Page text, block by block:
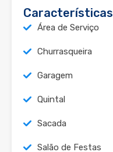
Características
Área de Serviço
Churrasqueira
Garagem
Quintal
Sacada
Salão de Festas